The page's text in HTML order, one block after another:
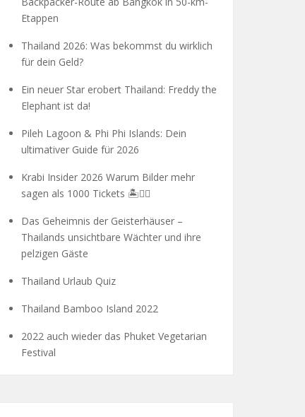
Etappen
Thailand 2026: Was bekommst du wirklich
für dein Geld?
Ein neuer Star erobert Thailand: Freddy the
Elephant ist da!
Pileh Lagoon & Phi Phi Islands: Dein
ultimativer Guide für 2026
Krabi Insider 2026 Warum Bilder mehr
sagen als 1000 Tickets 🏝️🧗‍♂️
Das Geheimnis der Geisterhäuser –
Thailands unsichtbare Wächter und ihre
pelzigen Gäste
Thailand Urlaub Quiz
Thailand Bamboo Island 2022
2022 auch wieder das Phuket Vegetarian
Festival